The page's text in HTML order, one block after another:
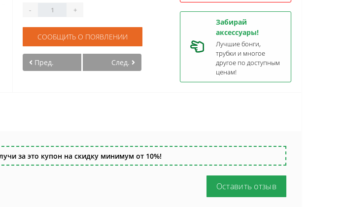
- +
СООБЩИТЬ О ПОЯВЛЕНИИ
Пред. След.
Забирай
аксессуары!
Лучшие бонги,
трубки и многое
другое по доступным
ценам!
за это купон на скидку минимум от 10%!
Оставить отзыв